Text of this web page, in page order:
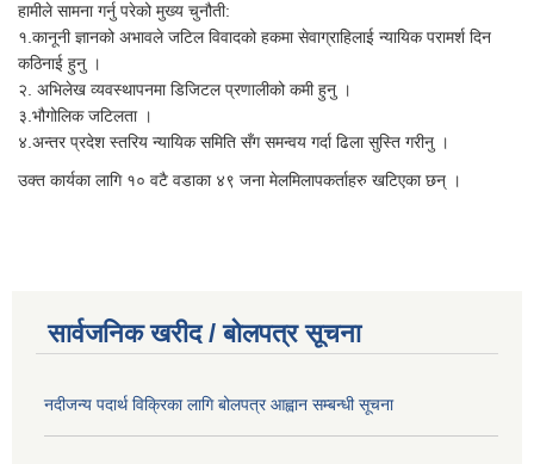
हामीले सामना गर्नु परेको मुख्य चुनौती:
१.कानूनी ज्ञानको अभावले जटिल विवादको हकमा सेवाग्राहिलाई न्यायिक परामर्श दिन
कठिनाई हुनु ।
२. अभिलेख व्यवस्थापनमा डिजिटल प्रणालीको कमी हुनु ।
३.भौगोलिक जटिलता ।
४.अन्तर प्रदेश स्तरिय न्यायिक समिति सँग समन्वय गर्दा ढिला सुस्ति गरीनु ।
उक्त कार्यका लागि १० वटै वडाका ४९ जना मेलमिलापकर्ताहरु खटिएका छन् ।
सार्वजनिक खरीद / बोलपत्र सूचना
नदीजन्य पदार्थ विक्रिका लागि बोलपत्र आह्वान सम्बन्धी सूचना